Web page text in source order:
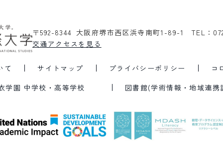
〒592-8344 大阪府堺市西区浜寺南町1-89-1
TEL：
交通アクセスを見る
て サイトマップ プライバシーポリシー
コ
学園 中学校・高等学校 図書館(学術情報・地域連携